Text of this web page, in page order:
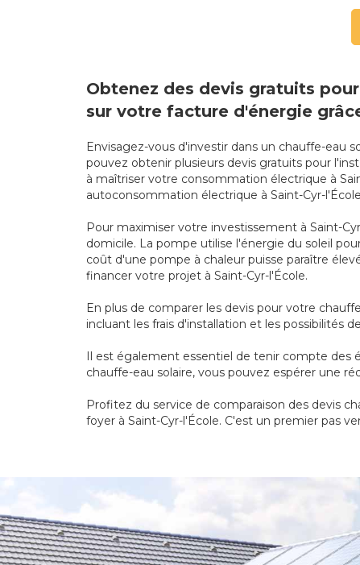
Obtenez des devis gratuits
sur votre facture d'énergie
Envisagez-vous d'investir dans un chauffe-eau
pouvez obtenir plusieurs devis gratuits pour
à maîtriser votre consommation électrique à
autoconsommation électrique à Saint-Cyr-
Pour maximiser votre investissement à Saint-
domicile. La pompe utilise l'énergie du soleil
coût d'une pompe à chaleur puisse paraître
financer votre projet à Saint-Cyr-l'École.
En plus de comparer les devis pour votre
incluant les frais d'installation et les possibilités
Il est également essentiel de tenir compte des
chauffe-eau solaire, vous pouvez espérer une
Profitez du service de comparaison des devis
foyer à Saint-Cyr-l'École. C'est un premier pas